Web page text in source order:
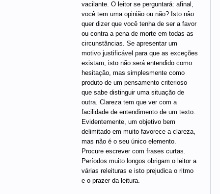
vacilante. O leitor se perguntará: afinal,
você tem uma opinião ou não? Isto não
quer dizer que você tenha de ser a favor
ou contra a pena de morte em todas as
circunstâncias. Se apresentar um
motivo justificável para que as exceções
existam, isto não será entendido como
hesitação, mas simplesmente como
produto de um pensamento criterioso
que sabe distinguir uma situação de
outra. Clareza tem que ver com a
facilidade de entendimento de um texto.
Evidentemente, um objetivo bem
delimitado em muito favorece a clareza,
mas não é o seu único elemento.
Procure escrever com frases curtas.
Períodos muito longos obrigam o leitor a
várias releituras e isto prejudica o ritmo
e o prazer da leitura.